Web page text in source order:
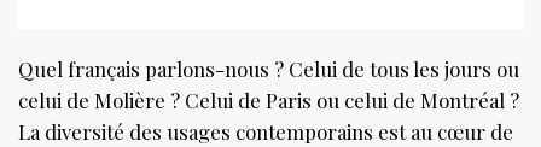
Quel français parlons-nous ? Celui de tous les jours ou
celui de Molière ? Celui de Paris ou celui de Montréal ?
La diversité des usages contemporains est au cœur de